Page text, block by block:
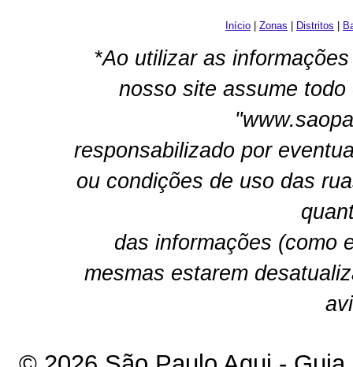
Início Zonas Distritos
*Ao utilizar as
nosso site assume
responsabilizado por
ou condições de uso das
das informações (como
mesmas estarem